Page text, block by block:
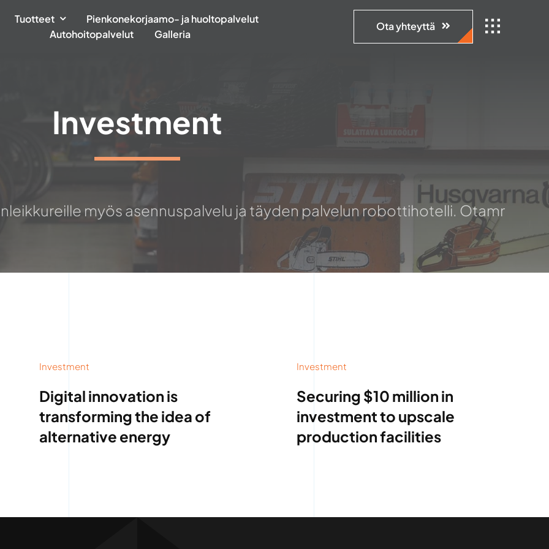
Tuotteet
Pienkonekorjaamo- ja huoltopalvelut
Autohoitopalvelut
Galleria
Ota yhteyttä
Investment
myös asennuspalvelu ja täyden palvelun robottihotelli. Otamme
Investment
Digital innovation is
transforming the idea of
alternative energy
Investment
Securing $10 million in
investment to upscale
production facilities